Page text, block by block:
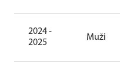
2024 -
2025
Muži